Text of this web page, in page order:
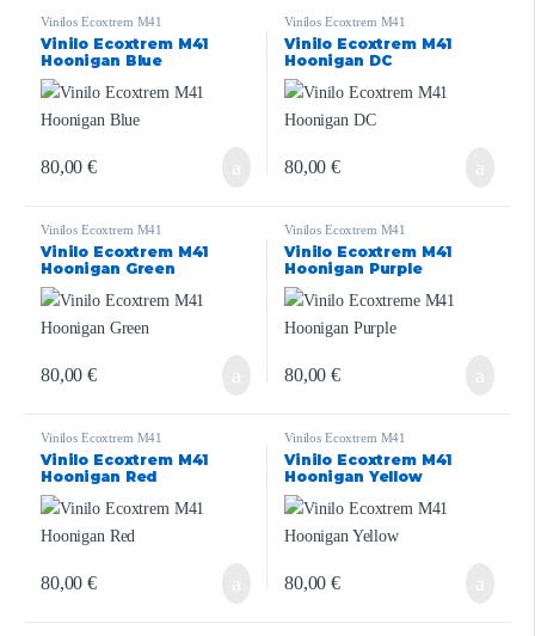
Vinilos Ecoxtrem M41
Vinilo Ecoxtrem M41
Hoonigan Blue
80,00€
Vinilos Ecoxtrem M41
Vinilo Ecoxtrem M41
Hoonigan DC
80,00€
Vinilos Ecoxtrem M41
Vinilo Ecoxtrem M41
Hoonigan Green
80,00€
Vinilos Ecoxtrem M41
Vinilo Ecoxtrem M41
Hoonigan Purple
80,00€
Vinilos Ecoxtrem M41
Vinilo Ecoxtrem M41
Hoonigan Red
80,00€
Vinilos Ecoxtrem M41
Vinilo Ecoxtrem M41
Hoonigan Yellow
80,00€